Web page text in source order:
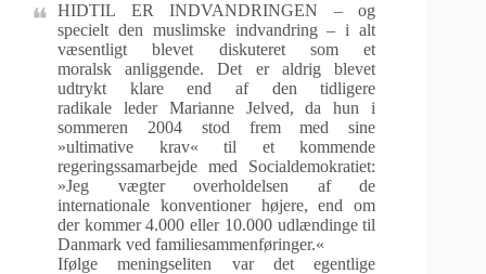
HIDTIL ER INDVANDRINGEN – og
specielt den muslimske indvandring – i alt
væsentligt blevet diskuteret som et
moralsk anliggende. Det er aldrig blevet
udtrykt klare end af den tidligere
radikale leder Marianne Jelved, da hun i
sommeren 2004 stod frem med sine
»ultimative krav« til et kommende
regeringssamarbejde med Socialdemokratiet:
»Jeg vægter overholdelsen af de
internationale konventioner højere, end om
der kommer 4.000 eller 10.000 udlændinge til
Danmark ved familiesammenføringer.«
Ifølge meningseliten var det egentlige